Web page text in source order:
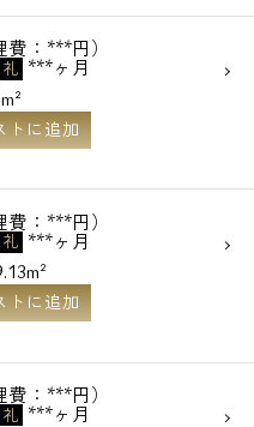
：***円）
礼 ***ヶ月
トに追加
：***円）
礼 ***ヶ月
トに追加
：***円）
礼 ***ヶ月